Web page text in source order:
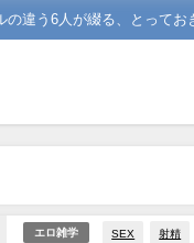
違う6人が綴る、とってお
エロ雑学 SEX 射精